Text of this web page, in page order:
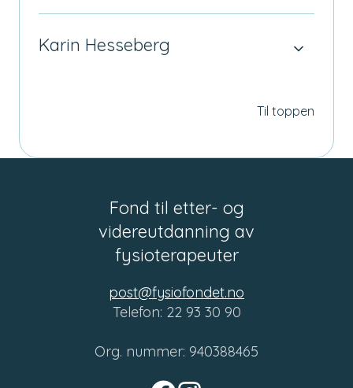
Karin Hesseberg
Til toppen
Fond til etter- og
videreutdanning av
fysioterapeuter
post@fysiofondet.no
Telefon: 22 93 30 90
Org. nummer: 940388465